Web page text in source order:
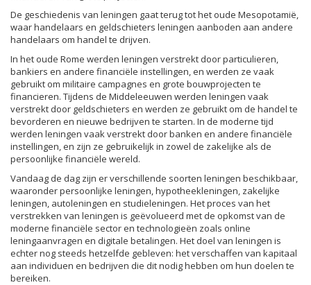
De geschiedenis van leningen gaat terug tot het oude Mesopotamië,
waar handelaars en geldschieters leningen aanboden aan andere
handelaars om handel te drijven.
In het oude Rome werden leningen verstrekt door particulieren,
bankiers en andere financiële instellingen, en werden ze vaak
gebruikt om militaire campagnes en grote bouwprojecten te
financieren. Tijdens de Middeleeuwen werden leningen vaak
verstrekt door geldschieters en werden ze gebruikt om de handel te
bevorderen en nieuwe bedrijven te starten. In de moderne tijd
werden leningen vaak verstrekt door banken en andere financiële
instellingen, en zijn ze gebruikelijk in zowel de zakelijke als de
persoonlijke financiële wereld.
Vandaag de dag zijn er verschillende soorten leningen beschikbaar,
waaronder persoonlijke leningen, hypotheekleningen, zakelijke
leningen, autoleningen en studieleningen. Het proces van het
verstrekken van leningen is geëvolueerd met de opkomst van de
moderne financiële sector en technologieën zoals online
leningaanvragen en digitale betalingen. Het doel van leningen is
echter nog steeds hetzelfde gebleven: het verschaffen van kapitaal
aan individuen en bedrijven die dit nodig hebben om hun doelen te
bereiken.